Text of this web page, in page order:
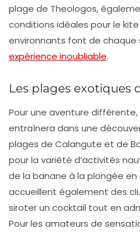
plage de Theologos,
conditions idéales pour le
environnants font de chaque
expérience inoubliable.
Les plages exotiques
Pour une aventure différente,
entraînera dans une
plages de Calangute et de
pour la variété d’activités
de la banane à la plongée en
accueillent également des
siroter un cocktail tout en
Pour les amateurs de